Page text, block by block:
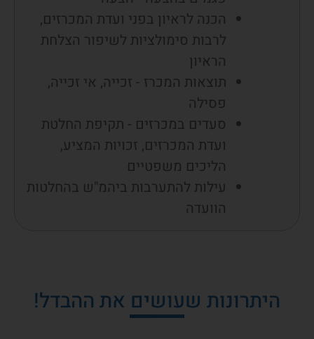
הכנה לראיון בפני ועדת המכרזים,
לרבות סימולציות לשיפור הצלחת
הראיון
תוצאות המכרז - זכייה, אי זכייה,
פסילה
סעדים במכרזים - תקיפת החלטת
ועדת המכרזים, זכויות המציע,
הליכים משפטיים
עילות להתערבות ביהמ"ש בהחלטות
הוועדה
היתרונות שעושים את ההבדל!